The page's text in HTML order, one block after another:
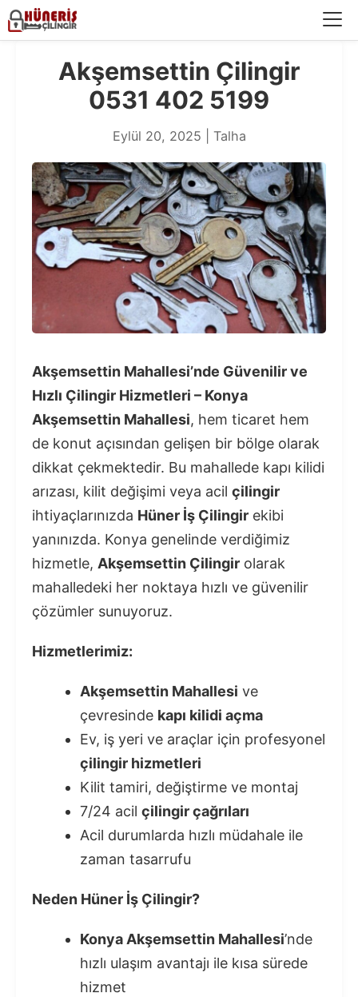
Akşemsettin Çilingir
0531 402 5199
Eylül 20, 2025 | Talha
Akşemsettin Mahallesi’nde Güvenilir ve
Hızlı Çilingir Hizmetleri – Konya
Akşemsettin Mahallesi, hem ticaret hem
de konut açısından gelişen bir bölge olarak
dikkat çekmektedir. Bu mahallede kapı kilidi
arızası, kilit değişimi veya acil çilingir
ihtiyaçlarınızda Hüner İş Çilingir ekibi
yanınızda. Konya genelinde verdiğimiz
hizmetle, Akşemsettin Çilingir olarak
mahalledeki her noktaya hızlı ve güvenilir
çözümler sunuyoruz.
Hizmetlerimiz:
Akşemsettin Mahallesi ve
çevresinde kapı kilidi açma
Ev, iş yeri ve araçlar için profesyonel
çilingir hizmetleri
Kilit tamiri, değiştirme ve montaj
7/24 acil çilingir çağrıları
Acil durumlarda hızlı müdahale ile
zaman tasarrufu
Neden Hüner İş Çilingir?
Konya Akşemsettin Mahallesi’nde
hızlı ulaşım avantajı ile kısa sürede
hizmet